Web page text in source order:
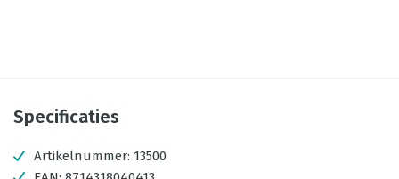
Specificaties
Artikelnummer: 13500